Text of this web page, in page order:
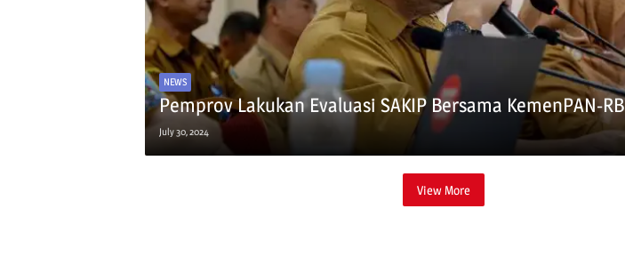
NEWS
Pemprov Lakukan Evaluasi SAKIP Bersama KemenPAN-RB
July 30, 2024
View More